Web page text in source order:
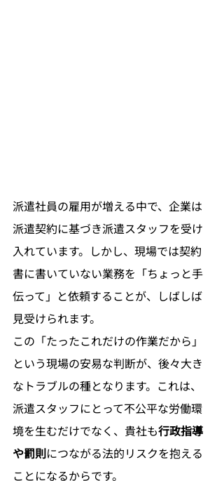
派遣社員の雇用が増える中で、企業は
派遣契約に基づき派遣スタッフを受け
入れています。しかし、現場では契約
書に書いていない業務を「ちょっと手
伝って」と依頼することが、しばしば
見受けられます。
この「たったこれだけの作業だから」
という現場の安易な判断が、後々大き
なトラブルの種となります。これは、
派遣スタッフにとって不公平な労働環
境を生むだけでなく、貴社も行政指導
や罰則につながる法的リスクを抱える
ことになるからです。